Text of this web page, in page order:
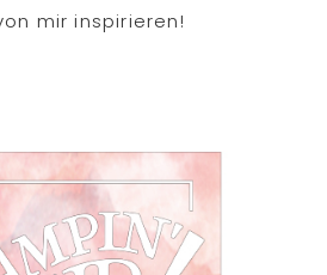
mir inspirieren!